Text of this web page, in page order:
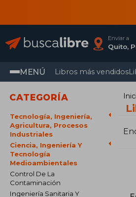
Enviar a
Quito,
MENÚ Libros más vendidos
CATEGORÍA
Tecnología, Ingeniería,
Agricultura, Procesos
Industriales
Ciencia, Ingeniería Y
Tecnología
Medioambientales
Control De La
Contaminación
Ingeniería Sanitaria Y